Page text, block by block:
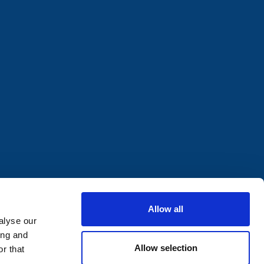
our
and
that
Allow all
Allow selection